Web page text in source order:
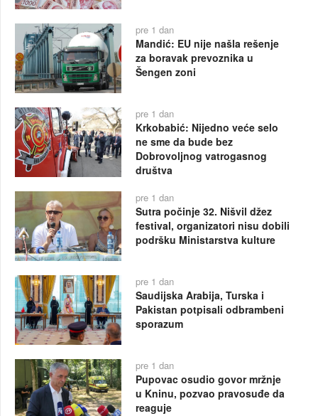
pre 1 dan
Mandić: EU nije našla rešenje
za boravak prevoznika u
Šengen zoni
pre 1 dan
Krkobabić: Nijedno veće selo
ne sme da bude bez
Dobrovoljnog vatrogasnog
društva
pre 1 dan
Sutra počinje 32. Nišvil džez
festival, organizatori nisu dobili
podršku Ministarstva kulture
pre 1 dan
Saudijska Arabija, Turska i
Pakistan potpisali odbrambeni
sporazum
pre 1 dan
Pupovac osudio govor mržnje
u Kninu, pozvao pravosuđe da
reaguje